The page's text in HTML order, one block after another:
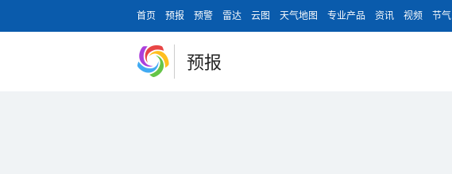
首页 预报 预警 雷达 云图 天气地图 专业产品 资讯 视频 节气
预报